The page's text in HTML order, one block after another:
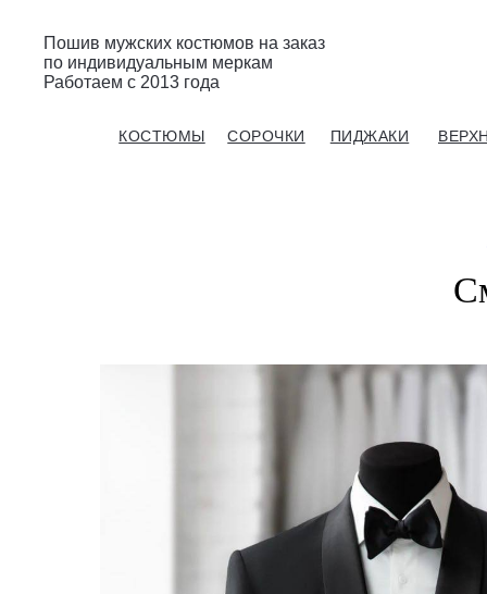
КОСТЮМЫ СОРОЧКИ
Пошив мужских костюмов на заказ
по индивидуальным меркам
Работаем с 2013 года
ПИДЖАКИ
Gent’s Atelier / ИП Вдовичев Вячеслав Витальевич